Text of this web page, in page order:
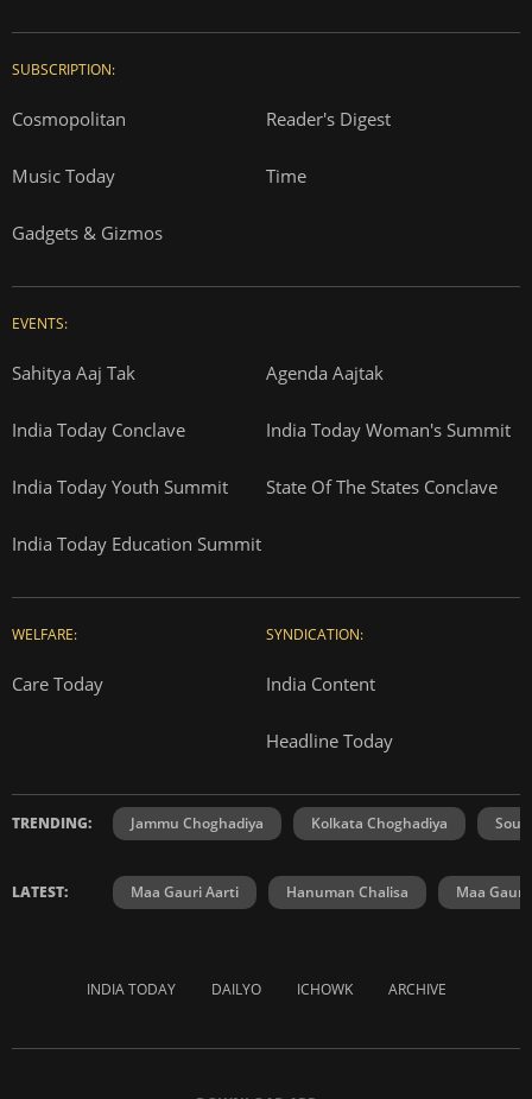
SUBSCRIPTION:
Cosmopolitan Reader's Digest
Music Today Time
Gadgets & Gizmos
EVENTS:
Sahitya Aaj Tak Agenda Aajtak
India Today Conclave India Today Woman's Summit
India Today Youth Summit State Of The States Conclave
India Today Education Summit
WELFARE:
Care Today
SYNDICATION:
India Content
Headline Today
TRENDING: Jammu Choghadiya Kolkata Choghadiya
LATEST: Maa Gauri Aarti Hanuman Chalisa Maa Gauri
INDIA TODAY DAILYO ICHOWK ARCHIVE